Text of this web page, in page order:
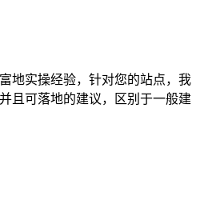
地实操经验，针对您的站点，我
且可落地的建议，区别于一般建